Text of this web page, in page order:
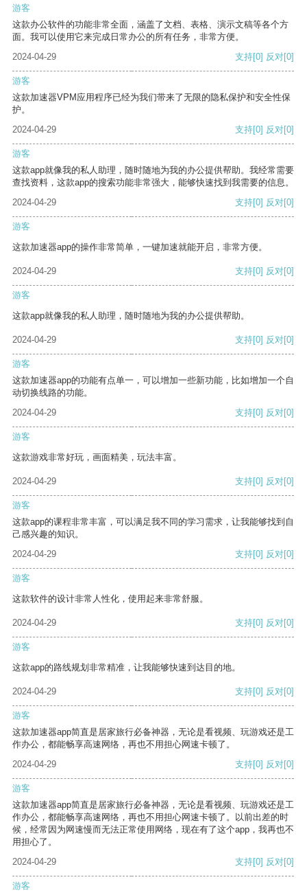
游客
这款办公软件的功能非常全面，涵盖了文档、表格、演示文稿等各个方
面。我可以使用它来完成日常办公的所有任务，非常方便。
2024-04-29
支持[0] 反对[0]
游客
这款加速器VPM应用程序已经为我们带来了无限的隐私保护和安全性保
护。
2024-04-29
支持[0] 反对[0]
游客
这款app就像我的私人助理，随时随地为我的办公提供帮助。我经常需要
查找资料，这款app的搜索功能非常强大，能够快速找到我需要的信息。
2024-04-29
支持[0] 反对[0]
游客
这款加速器app的操作非常简单，一键加速就能开启，非常方便。
2024-04-29 支持[0] 反对[0]
游客
这款app就像我的私人助理，随时随地为我的办公提供帮助。
2024-04-29 支持[0] 反对[0]
游客
这款加速器app的功能有点单一，可以增加一些新功能，比如增加一个自
动切换线路的功能。
2024-04-29
支持[0] 反对[0]
游客
这款游戏非常好玩，画面精美，玩法丰富。
2024-04-29 支持[0] 反对[0]
游客
这款app的课程非常丰富，可以满足我不同的学习需求，让我能够找到自
己感兴趣的知识。
2024-04-29
支持[0] 反对[0]
游客
这款软件的设计非常人性化，使用起来非常舒服。
2024-04-29 支持[0] 反对[0]
游客
这款app的路线规划非常精准，让我能够快速到达目的地。
2024-04-29 支持[0] 反对[0]
游客
这款加速器app简直是居家旅行必备神器，无论是看视频、玩游戏还是工
作办公，都能畅享高速网络，再也不用担心网速卡顿了。
2024-04-29
支持[0] 反对[0]
游客
这款加速器app简直是居家旅行必备神器，无论是看视频、玩游戏还是工
作办公，都能畅享高速网络，再也不用担心网速卡顿了。以前出差的时
候，经常因为网速慢而无法正常使用网络，现在有了这个app，我再也不
用担心了。
2024-04-29
支持[0] 反对[0]
游客